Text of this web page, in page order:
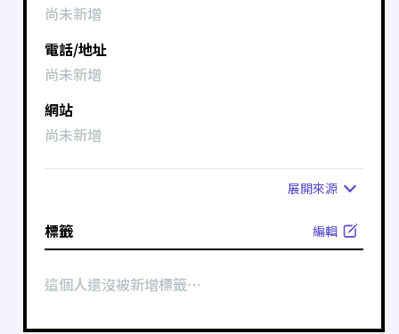
尚未新增
電話/地址
尚未新增
網站
尚未新增
展開來源
標籤 編輯
這個人還沒被新增標籤⋯